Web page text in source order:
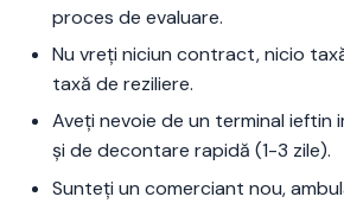
proces de evaluare.
Nu vreți niciun contract, nicio
taxă de reziliere.
Aveți nevoie de un terminal ieftin
și de decontare rapidă (1-3 zile).
Sunteți un comerciant nou,